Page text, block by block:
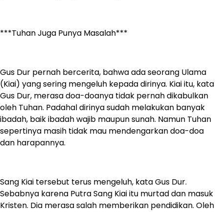
***Tuhan Juga Punya Masalah***
Gus Dur pernah bercerita, bahwa ada seorang Ulama
(Kiai) yang sering mengeluh kepada dirinya. Kiai itu, kata
Gus Dur, merasa doa-doanya tidak pernah dikabulkan
oleh Tuhan. Padahal dirinya sudah melakukan banyak
ibadah, baik ibadah wajib maupun sunah. Namun Tuhan
sepertinya masih tidak mau mendengarkan doa-doa
dan harapannya.
Sang Kiai tersebut terus mengeluh, kata Gus Dur.
Sebabnya karena Putra Sang Kiai itu murtad dan masuk
Kristen. Dia merasa salah memberikan pendidikan. Oleh